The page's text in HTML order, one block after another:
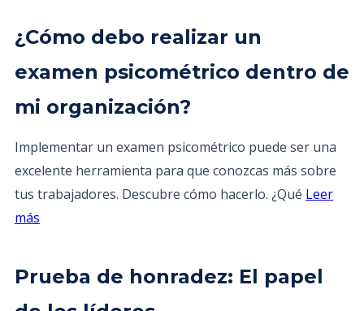
¿Cómo debo realizar un
examen psicométrico dentro de
mi organización?
Implementar un examen psicométrico puede ser una
excelente herramienta para que conozcas más sobre
tus trabajadores. Descubre cómo hacerlo. ¿Qué Leer
más
Prueba de honradez: El papel